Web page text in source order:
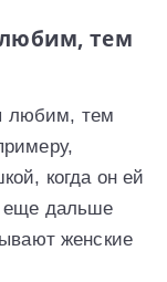
тем
любим, тем
когда он ей
еще дальше
женские